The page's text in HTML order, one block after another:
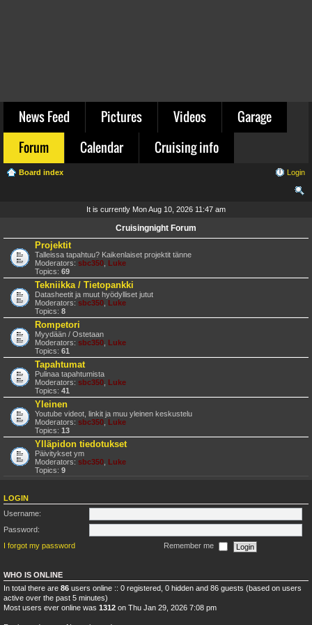
News Feed Pictures Videos
Garage
Forum
Calendar Cruising info
Board index Login
It is currently Mon Aug 10, 2026 11:47 am
Cruisingnight Forum
Projektit
Talleissa tapahtuu? Kaikenlaiset projektit tänne
Moderators: sbc350 Luke
Topics: 69
Tekniikka / Tietopankki
Datasheetit ja muut hyödylliset jutut
Moderators: sbc350 Luke
Topics: 8
Rompetori
Myydään / Ostetaan
Moderators: sbc350 Luke
Topics: 61
Tapahtumat
Pulinaa tapahtumista
Moderators: sbc350 Luke
Topics: 41
Yleinen
Youtube videot, linkit ja muu yleinen keskustelu
Moderators: sbc350 Luke
Topics: 13
Ylläpidon tiedotukset
Päivitykset ym
Moderators: sbc350 Luke
Topics: 9
LOGIN
Username:
Password:
I forgot my password
Remember me
WHO IS ONLINE
In total there are 86 users online :: 0 registered, 0 hidden and 86 guests (based on users
active over the past 5 minutes)
Most users ever online was 1312 on Thu Jan 29, 2026 7:08 pm